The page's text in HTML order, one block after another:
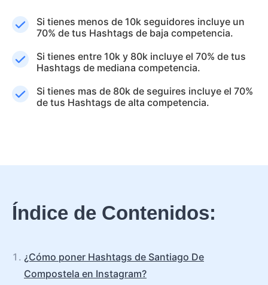
Si tienes menos de 10k seguidores incluye un
70% de tus Hashtags de baja competencia.
Si tienes entre 10k y 80k incluye el 70% de tus
Hashtags de mediana competencia.
Si tienes mas de 80k de seguires incluye el 70%
de tus Hashtags de alta competencia.
Índice de Contenidos:
¿Cómo poner Hashtags de Santiago De
Compostela en Instagram?